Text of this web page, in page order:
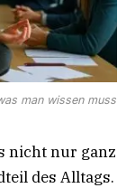
man wissen muss
nicht nur ganz
des Alltags.